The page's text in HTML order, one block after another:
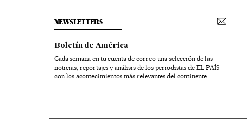
NEWSLETTERS
Boletín de América
Cada semana en tu cuenta de correo una selección de las
noticias, reportajes y análisis de los periodistas de EL PAÍS
con los acontecimientos más relevantes del continente.